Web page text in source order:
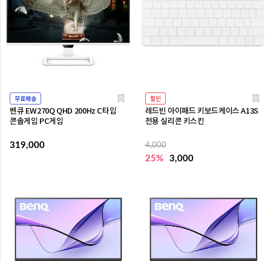
무료배송
벤큐 EW270Q QHD 200Hz C타입
콘솔게임 PC게임
319,000
할인
레드빈 아이패드 키보드케이스 A13S
전용 실리콘 키스킨
4,000
25% 3,000